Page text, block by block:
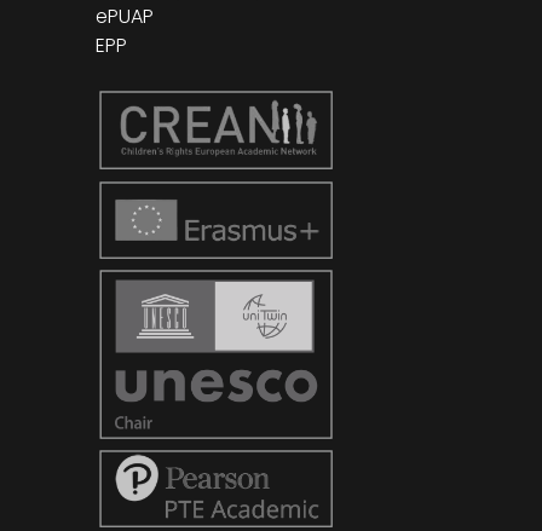
ePUAP
EPP